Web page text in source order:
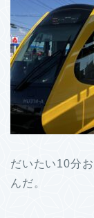
だいたい10分
んだ。